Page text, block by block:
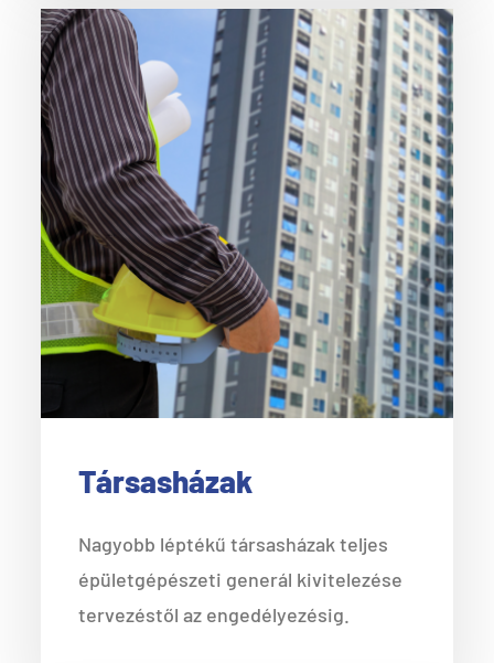
Társasházak
Nagyobb léptékű társasházak teljes
épületgépészeti generál kivitelezése
tervezéstől az engedélyezésig.